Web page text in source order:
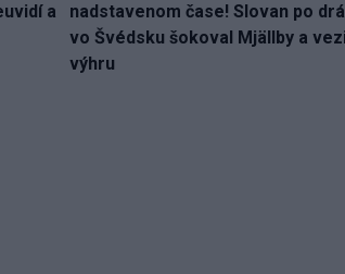
a
nadstavenom čase! Slovan po
vo Švédsku šokoval Mjällby a
výhru